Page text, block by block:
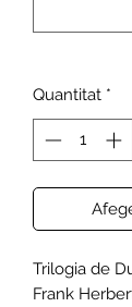
Quantitat *
Trilogia de
Frank